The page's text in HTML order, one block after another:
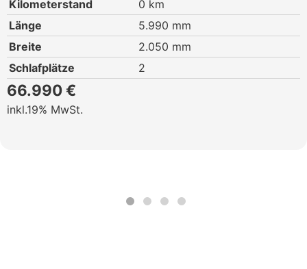
Kilometerstand
0 km
Länge
5.990 mm
Breite
2.050 mm
Schlafplätze
2
66.990 €
19% MwSt.